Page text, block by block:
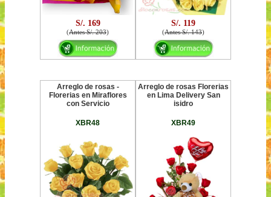
S/. 169
(Antes S/. 203)
S/. 119
(Antes S/. 143)
Arreglo de rosas -
Florerias en Miraflores
con Servicio
XBR48
Arreglo de rosas Florerias
en Lima Delivery San
isidro
XBR49